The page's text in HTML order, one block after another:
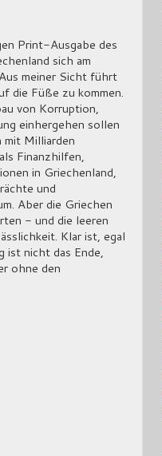
Print-Ausgabe des
sich am
meiner Sicht führt
die Füße zu kommen.
von Korruption,
einhergehen sollen
Milliarden
Finanzhilfen,
in Griechenland,
und
Aber die Griechen
- und die leeren
Klar ist, egal
ist nicht das Ende,
ohne den